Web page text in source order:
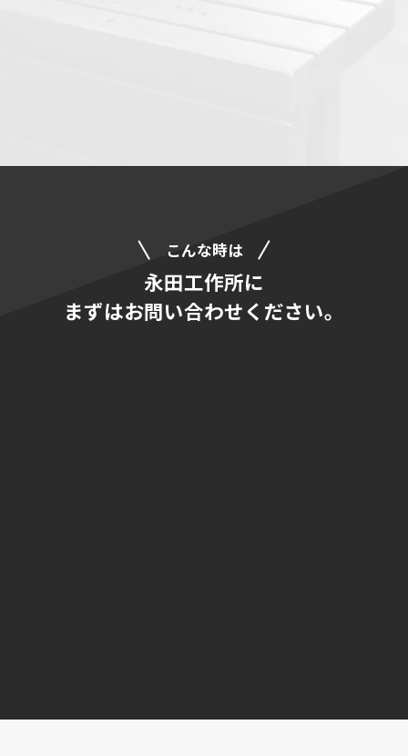
こんな時は
永⽥⼯作所に
まずはお問い合わせください。